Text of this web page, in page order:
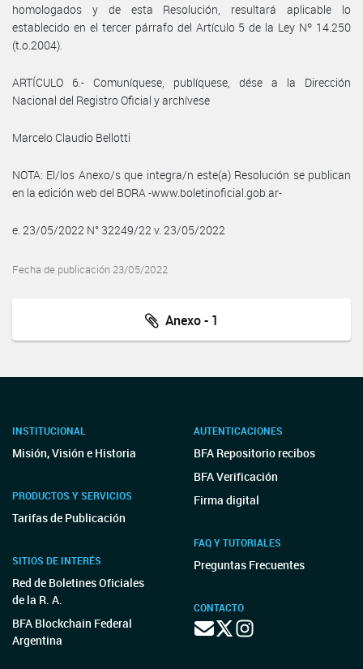
homologados y de esta Resolución, resultará aplicable lo
establecido en el tercer párrafo del Artículo 5 de la Ley Nº 14.250
(t.o.2004).
ARTÍCULO 6.- Comuníquese, publíquese, dése a la Dirección
Nacional del Registro Oficial y archívese
Marcelo Claudio Bellotti
NOTA: El/los Anexo/s que integra/n este(a) Resolución se publican
en la edición web del BORA -www.boletinoficial.gob.ar-
e. 23/05/2022 N° 32249/22 v. 23/05/2022
Fecha de publicación 23/05/2022
Anexo - 1
INSTITUCIONAL
Misión, Visión e Historia
PRODUCTOS Y SERVICIOS
Tarifas de Publicación
SITIOS DE INTERÉS
Red de Boletines Oficiales
de la R. A.
BFA Blockchain Federal
Argentina
AUTENTICACIONES
BFA Repositorio recibos
BFA Verificación
Firma digital
FAQ Y TUTORIALES
Preguntas Frecuentes
CONTACTO